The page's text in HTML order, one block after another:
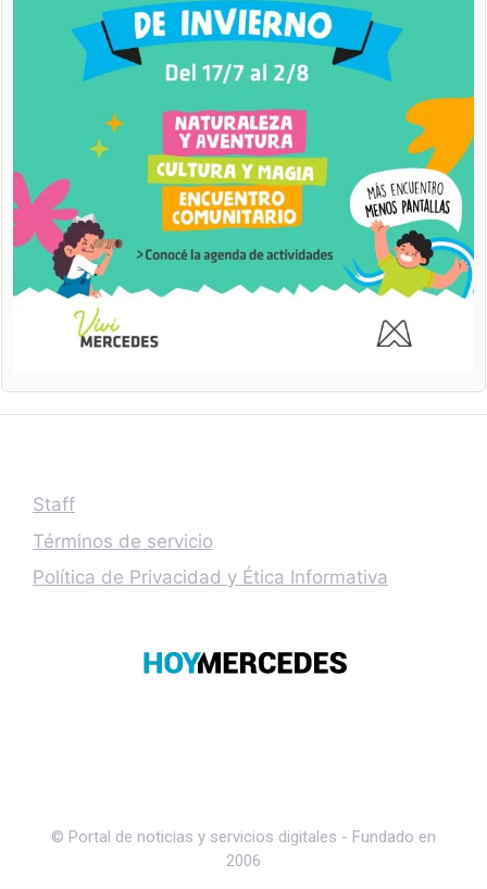
Staff
Términos de servicio
Política de Privacidad y Ética Informativa
© Portal de noticias y servicios digitales - Fundado en
2006